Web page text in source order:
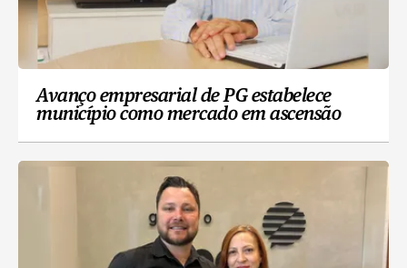
Avanço empresarial de PG estabelece
município como mercado em ascensão